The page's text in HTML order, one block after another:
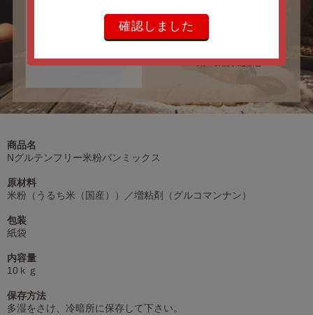
商品名
Nグルテンフリー米粉パンミックス
原材料
米粉（うるち米（国産））／増粘剤（グルコマンナン）
包装
紙袋
内容量
10ｋｇ
保存方法
多湿をさけ、冷暗所に保存して下さい。
確認しました